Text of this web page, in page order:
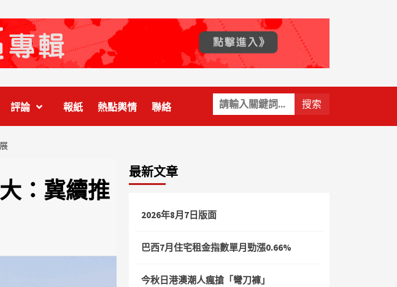
關
鍵
字:
評論 報紙 熱點輿情 聯絡
：冀續推
最新文章
2026年8月7日版面
巴西7月住宅租金指數單月勁漲0.66%
今秋日港澳潮人瘋搶「彎刀褲」